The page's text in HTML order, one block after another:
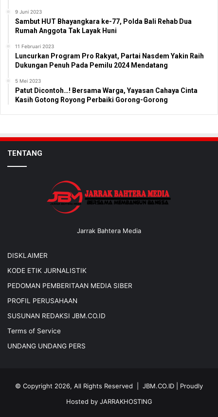
9 Juni 2023
Sambut HUT Bhayangkara ke-77, Polda Bali Rehab Dua
Rumah Anggota Tak Layak Huni
11 Februari 2023
Luncurkan Program Pro Rakyat, Partai Nasdem Yakin Raih
Dukungan Penuh Pada Pemilu 2024 Mendatang
5 Mei 2023
Patut Dicontoh…! Bersama Warga, Yayasan Cahaya Cinta
Kasih Gotong Royong Perbaiki Gorong-Gorong
TENTANG
Jarrak Bahtera Media
DISKLAIMER
KODE ETIK JURNALISTIK
PEDOMAN PEMBERITAAN MEDIA SIBER
PROFIL PERUSAHAAN
SUSUNAN REDAKSI JBM.CO.ID
Terms of Service
UNDANG UNDANG PERS
© Copyright 2026, All Rights Reserved | JBM.CO.ID | Proudly
Hosted by JARRAKHOSTING